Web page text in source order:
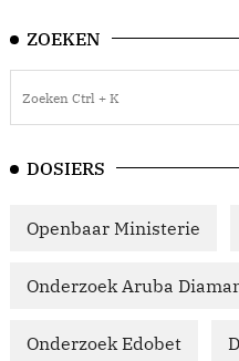
ZOEKEN
DOSIERS
Openbaar Ministerie
Onderzoek Aruba
Onderzoek Edobet